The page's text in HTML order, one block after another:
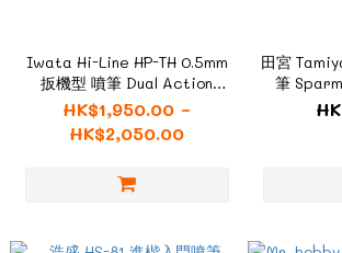
Iwata Hi-Line HP-TH 0.5mm
扳機型 噴筆 Dual Action
Trigger Airbrush
HK$1,950.00 ~
HK$2,050.00
田宮
筆